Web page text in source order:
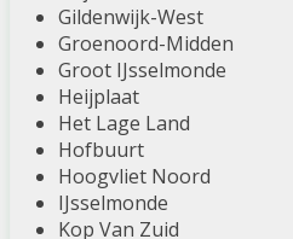
Gildenwijk-West
Groenoord-Midden
Groot IJsselmonde
Heijplaat
Het Lage Land
Hofbuurt
Hoogvliet Noord
IJsselmonde
Kop Van Zuid